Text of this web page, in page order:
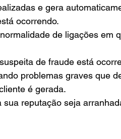
e gera
ocorrendo.
de ligações em
de fraude está
problemas graves que
é gerada.
reputação seja